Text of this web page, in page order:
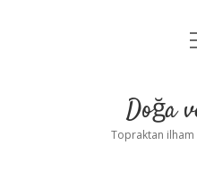
Doğa
Topraktan